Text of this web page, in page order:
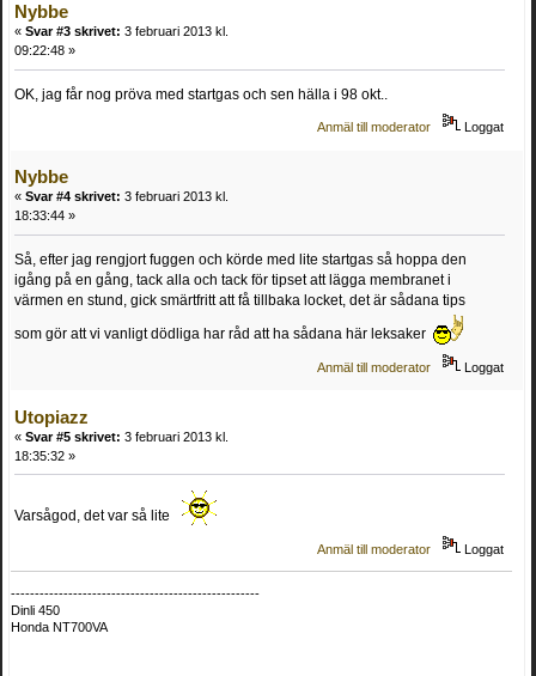
Nybbe
« Svar #3 skrivet: 3 februari 2013 kl.
09:22:48 »
OK, jag får nog pröva med startgas och sen hälla i 98 okt..
Anmäl till moderator Loggat
Nybbe
« Svar #4 skrivet: 3 februari 2013 kl.
18:33:44 »
Så, efter jag rengjort fuggen och körde med lite startgas så hoppa den
igång på en gång, tack alla och tack för tipset att lägga membranet i
värmen en stund, gick smärtfritt att få tillbaka locket, det är sådana tips
som gör att vi vanligt dödliga har råd att ha sådana här leksaker
Anmäl till moderator Loggat
Utopiazz
« Svar #5 skrivet: 3 februari 2013 kl.
18:35:32 »
Varsågod, det var så lite
Anmäl till moderator Loggat
----------------------------------------------------
Dinli 450
Honda NT700VA